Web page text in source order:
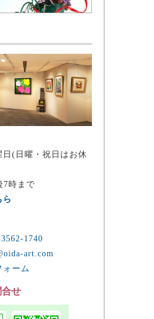
日(日曜・祝日はお休
7時まで
ら
1740
art.com
ォーム
せ